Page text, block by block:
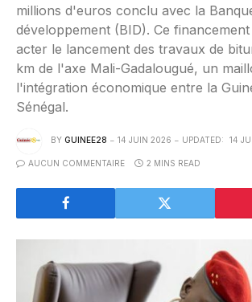
millions d'euros conclu avec la
développement (BID). Ce
acter le lancement des travaux de
km de l'axe Mali-Gadalougué, un
l'intégration économique entre la
Sénégal.
BY GUINEE28 14 JUIN 2026 UPDATED: 14
AUCUN COMMENTAIRE 2 MINS READ